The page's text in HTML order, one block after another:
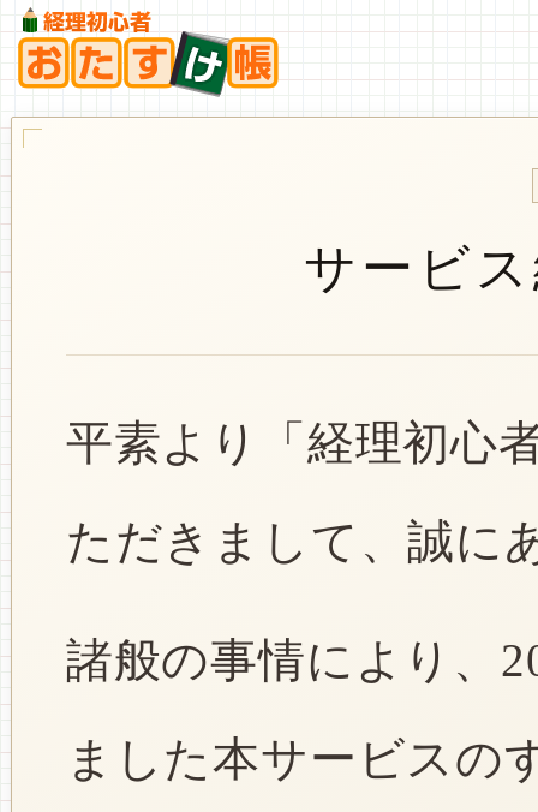
サービ
平素より「経理初心
ただきまして、誠に
諸般の事情により、
ました本サービスの